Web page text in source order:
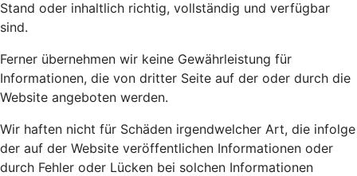
Stand oder inhaltlich richtig, vollständig und verfügbar
sind.
Ferner übernehmen wir keine Gewährleistung für
Informationen, die von dritter Seite auf der oder durch die
Website angeboten werden.
Wir haften nicht für Schäden irgendwelcher Art, die infolge
der auf der Website veröffentlichen Informationen oder
durch Fehler oder Lücken bei solchen Informationen